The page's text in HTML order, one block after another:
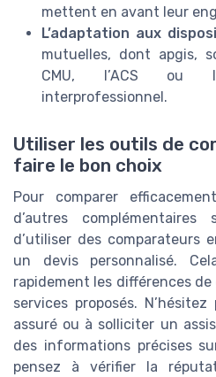
mettent en avant leur
L’adaptation aux
mutuelles, dont apgis,
CMU, l’ACS ou
interprofessionnel.
Utiliser les outils de
faire le bon choix
Pour comparer
d’autres
d’utiliser des comparateurs
un devis personnalisé.
rapidement les différences
services proposés.
assuré ou à solliciter un
des informations précises
pensez à vérifier la